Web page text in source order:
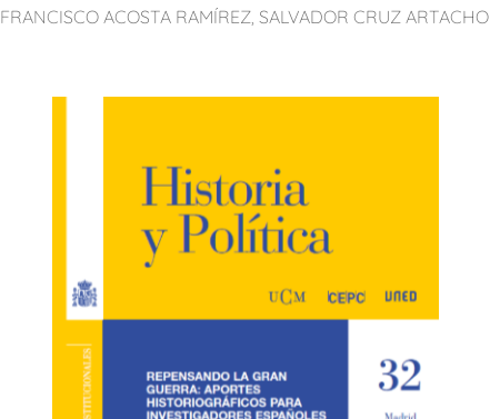
FRANCISCO ACOSTA RAMÍREZ, SALVADOR CRUZ ARTACHO